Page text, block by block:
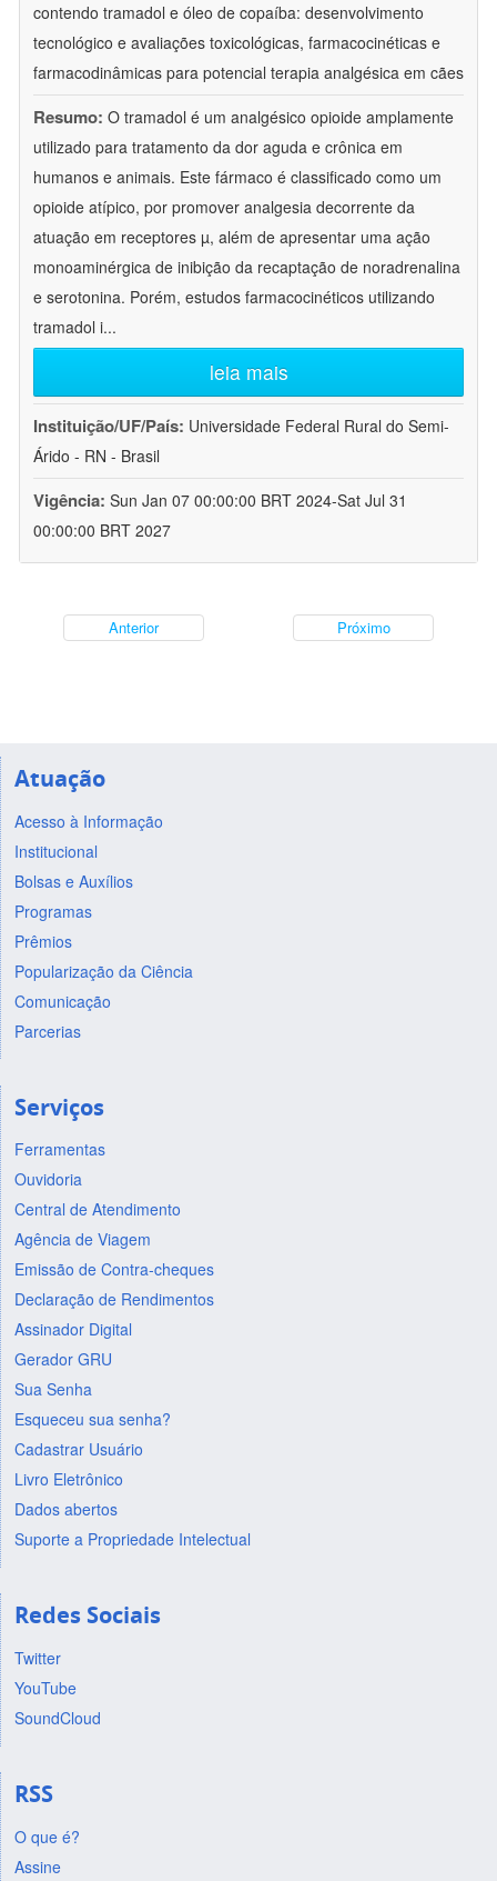
contendo tramadol e óleo de copaíba: desenvolvimento
tecnológico e avaliações toxicológicas, farmacocinéticas e
farmacodinâmicas para potencial terapia analgésica em cães
Resumo: O tramadol é um analgésico opioide amplamente
utilizado para tratamento da dor aguda e crônica em
humanos e animais. Este fármaco é classificado como um
opioide atípico, por promover analgesia decorrente da
atuação em receptores µ, além de apresentar uma ação
monoaminérgica de inibição da recaptação de noradrenalina
e serotonina. Porém, estudos farmacocinéticos utilizando
tramadol i...
leia mais
Instituição/UF/País: Universidade Federal Rural do Semi-
Árido - RN - Brasil
Vigência: Sun Jan 07 00:00:00 BRT 2024-Sat Jul 31
00:00:00 BRT 2027
Anterior Próximo
Atuação
Acesso à Informação
Institucional
Bolsas e Auxílios
Programas
Prêmios
Popularização da Ciência
Comunicação
Parcerias
Serviços
Ferramentas
Ouvidoria
Central de Atendimento
Agência de Viagem
Emissão de Contra-cheques
Declaração de Rendimentos
Assinador Digital
Gerador GRU
Sua Senha
Esqueceu sua senha?
Cadastrar Usuário
Livro Eletrônico
Dados abertos
Suporte a Propriedade Intelectual
Redes Sociais
Twitter
YouTube
SoundCloud
RSS
O que é?
Assine